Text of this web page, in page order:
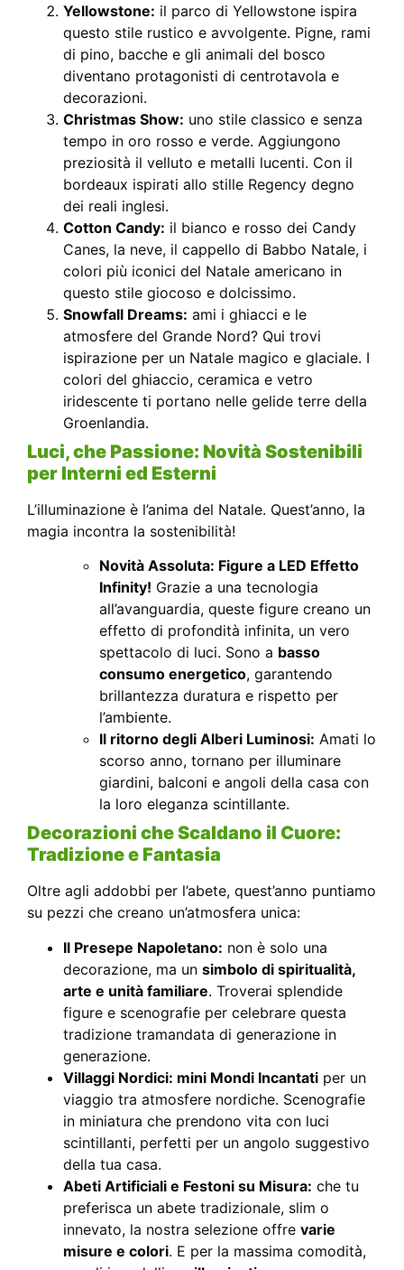
Yellowstone: il parco di Yellowstone ispira
questo stile rustico e avvolgente. Pigne, rami
di pino, bacche e gli animali del bosco
diventano protagonisti di centrotavola e
decorazioni.
Christmas Show: uno stile classico e senza
tempo in oro rosso e verde. Aggiungono
preziosità il velluto e metalli lucenti. Con il
bordeaux ispirati allo stille Regency degno
dei reali inglesi.
Cotton Candy: il bianco e rosso dei Candy
Canes, la neve, il cappello di Babbo Natale, i
colori più iconici del Natale americano in
questo stile giocoso e dolcissimo.
Snowfall Dreams: ami i ghiacci e le
atmosfere del Grande Nord? Qui trovi
ispirazione per un Natale magico e glaciale. I
colori del ghiaccio, ceramica e vetro
iridescente ti portano nelle gelide terre della
Groenlandia.
Luci, che Passione: Novità Sostenibili
per Interni ed Esterni
L’illuminazione è l’anima del Natale. Quest’anno, la
magia incontra la sostenibilità!
Novità Assoluta: Figure a LED Effetto
Infinity! Grazie a una tecnologia
all’avanguardia, queste figure creano un
effetto di profondità infinita, un vero
spettacolo di luci. Sono a basso
consumo energetico, garantendo
brillantezza duratura e rispetto per
l’ambiente.
Il ritorno degli Alberi Luminosi: Amati lo
scorso anno, tornano per illuminare
giardini, balconi e angoli della casa con
la loro eleganza scintillante.
Decorazioni che Scaldano il Cuore:
Tradizione e Fantasia
Oltre agli addobbi per l’abete, quest’anno puntiamo
su pezzi che creano un’atmosfera unica:
Il Presepe Napoletano: non è solo una
decorazione, ma un simbolo di spiritualità,
arte e unità familiare. Troverai splendide
figure e scenografie per celebrare questa
tradizione tramandata di generazione in
generazione.
Villaggi Nordici: mini Mondi Incantati per un
viaggio tra atmosfere nordiche. Scenografie
in miniatura che prendono vita con luci
scintillanti, perfetti per un angolo suggestivo
della tua casa.
Abeti Artificiali e Festoni su Misura: che tu
preferisca un abete tradizionale, slim o
innevato, la nostra selezione offre varie
misure e colori. E per la massima comodità,